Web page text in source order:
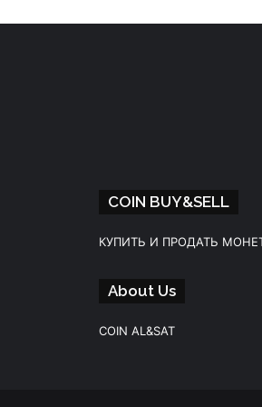
COIN BUY&SELL
КУПИТЬ И ПРОДАТЬ
About Us
COIN AL&SAT